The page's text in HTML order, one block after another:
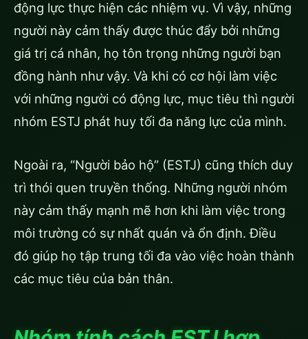
động lực thực hiện các nhiệm vụ. Vì vậy, những
người này cảm thấy được thúc đẩy bởi những
giá trị cá nhân, họ tôn trọng những người bạn
đồng hành như vậy. Và khi có cơ hội làm việc
với những người có động lực, mục tiêu thì người
nhóm ESTJ phát huy tối đa năng lực của mình.
Ngoài ra, “Người bảo hộ” (ESTJ) cũng thích duy
trì thói quen truyền thống. Những người nhóm
này cảm thấy mạnh mẽ hơn khi làm việc trong
môi trường có sự nhất quán và ổn định. Điều
đó giúp họ tập trung tối đa vào việc hoàn thành
các mục tiêu của bản thân.